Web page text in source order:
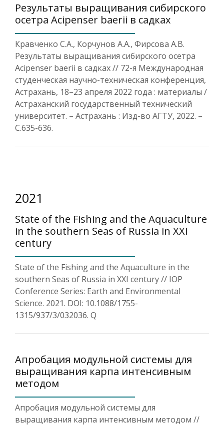
Результаты выращивания сибирского
осетра Acipenser baerii в садках
Кравченко С.А., Корчунов А.А., Фирсова А.В.
Результаты выращивания сибирского осетра
Acipenser baerii в садках // 72-я Международная
студенческая научно-техническая конференция,
Астрахань, 18–23 апреля 2022 года : материалы /
Астраханский государственный технический
университет. – Астрахань : Изд-во АГТУ, 2022. –
С.635-636.
2021
State of the Fishing and the Aquaculture
in the southern Seas of Russia in XXI
century
State of the Fishing and the Aquaculture in the
southern Seas of Russia in XXI century // IOP
Conference Series: Earth and Environmental
Science. 2021. DOI: 10.1088/1755-
1315/937/3/032036. Q
Апробация модульной системы для
выращивания карпа интенсивным
методом
Апробация модульной системы для
выращивания карпа интенсивным методом //